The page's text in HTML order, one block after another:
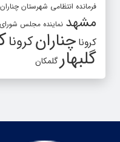
فرمانده انتظامی شهرستان چناران
مشهد نماینده مجلس
کرونا چنارانکرونا
گلبهارگلمکان